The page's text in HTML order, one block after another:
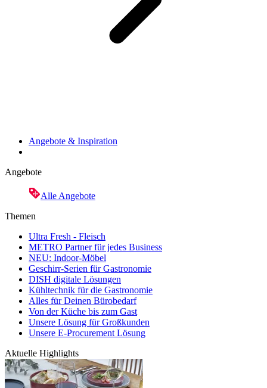
Angebote & Inspiration
Angebote
Alle Angebote
Themen
Ultra Fresh - Fleisch
METRO Partner für jedes Business
NEU: Indoor-Möbel
Geschirr-Serien für Gastronomie
DISH digitale Lösungen
Kühltechnik für die Gastronomie
Alles für Deinen Bürobedarf
Von der Küche bis zum Gast
Unsere Lösung für Großkunden
Unsere E-Procurement Lösung
Aktuelle Highlights